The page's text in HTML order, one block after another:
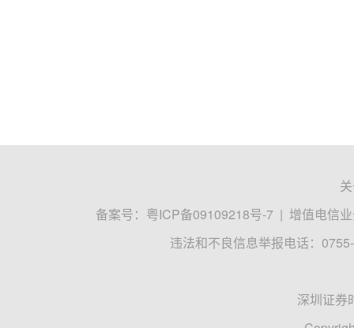
备案号： 粤ICP备09109218号-7 | 增值电信
违法和不良信息举报电话：
深圳证券